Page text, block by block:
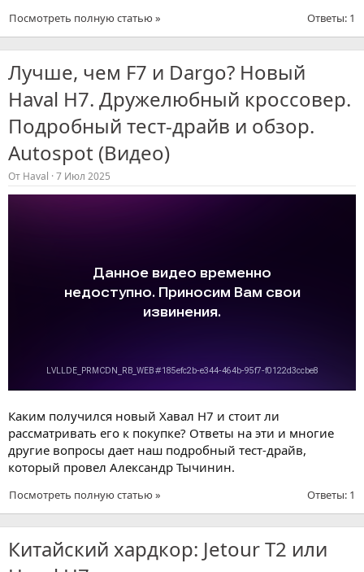
Ответы: 1
Посмотреть полную статью »
Лучше, чем F7 и Dargo? Новый
Haval H7. Дружелюбный кроссовер.
Подробный тест-драйв и обзор.
Autospot (Видео)
От Haval 7 Июл 2025
Каким получился новый Хавал Н7 и стоит ли
рассматривать его к покупке? Ответы на эти и многие
другие вопросы дает наш подробный тест-драйв,
который провел Александр Тычинин.
Ответы: 1
Посмотреть полную статью »
Китайский хардкор: Jetour T2 или